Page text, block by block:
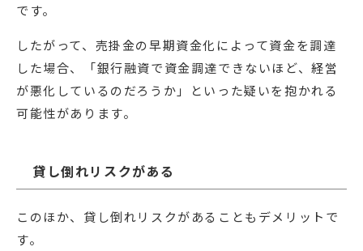
です。
したがって、売掛金の早期資金化によって資金を調達
した場合、「銀行融資で資金調達できないほど、経営
が悪化しているのだろうか」といった疑いを抱かれる
可能性があります。
貸し倒れリスクがある
このほか、貸し倒れリスクがあることもデメリットで
す。